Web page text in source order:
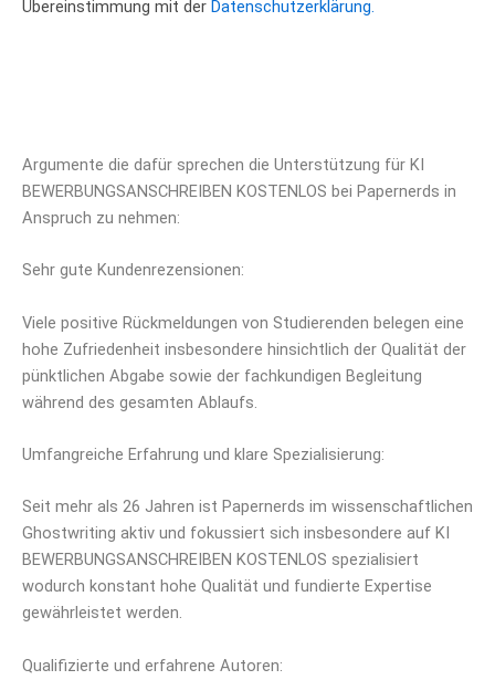
Übereinstimmung mit der Datenschutzerklärung.
Argumente die dafür sprechen die Unterstützung für KI
BEWERBUNGSANSCHREIBEN KOSTENLOS bei Papernerds in
Anspruch zu nehmen:
Sehr gute Kundenrezensionen:
Viele positive Rückmeldungen von Studierenden belegen eine
hohe Zufriedenheit insbesondere hinsichtlich der Qualität der
pünktlichen Abgabe sowie der fachkundigen Begleitung
während des gesamten Ablaufs.
Umfangreiche Erfahrung und klare Spezialisierung:
Seit mehr als 26 Jahren ist Papernerds im wissenschaftlichen
Ghostwriting aktiv und fokussiert sich insbesondere auf KI
BEWERBUNGSANSCHREIBEN KOSTENLOS spezialisiert
wodurch konstant hohe Qualität und fundierte Expertise
gewährleistet werden.
Qualifizierte und erfahrene Autoren: